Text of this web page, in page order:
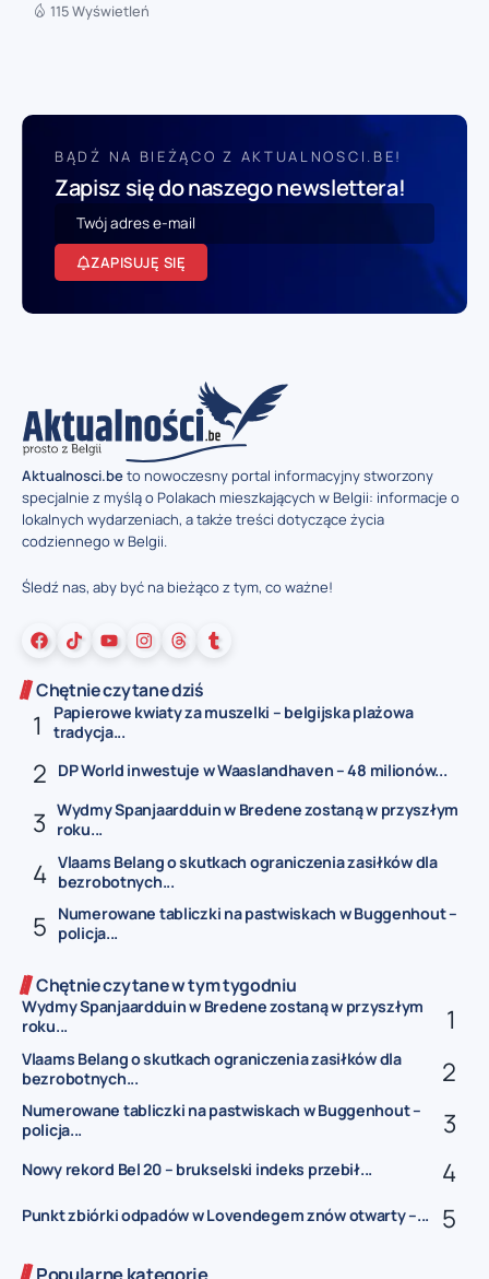
115 Wyświetleń
BĄDŹ NA BIEŻĄCO Z AKTUALNOSCI.BE!
Zapisz się do naszego newslettera!
ZAPISUJĘ SIĘ
Aktualnosci.beto nowoczesny portal informacyjny stworzony
specjalnie z myślą o Polakach mieszkających w Belgii: informacje o
lokalnych wydarzeniach, a także treści dotyczące życia
codziennego w Belgii.
Śledź nas, aby być na bieżąco z tym, co ważne!
Chętnie czytane dziś
Papierowe kwiaty za muszelki – belgijska plażowa
tradycja...
DP World inwestuje w Waaslandhaven – 48 milionów...
Wydmy Spanjaardduin w Bredene zostaną w przyszłym
roku...
Vlaams Belang o skutkach ograniczenia zasiłków dla
bezrobotnych...
Numerowane tabliczki na pastwiskach w Buggenhout –
policja...
Chętnie czytane w tym tygodniu
Wydmy Spanjaardduin w Bredene zostaną w przyszłym
roku...
Vlaams Belang o skutkach ograniczenia zasiłków dla
bezrobotnych...
Numerowane tabliczki na pastwiskach w Buggenhout –
policja...
Nowy rekord Bel 20 – brukselski indeks przebił...
Punkt zbiórki odpadów w Lovendegem znów otwarty –...
Popularne kategorie